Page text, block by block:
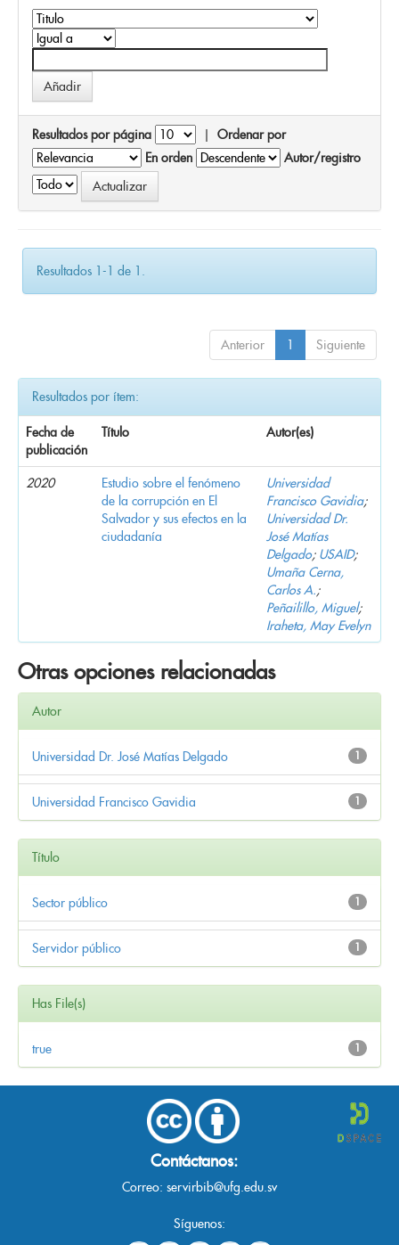
Resultados por página | Ordenar por
En orden
Autor/registro
Resultados 1-1 de 1.
Anterior 1 Siguiente
Resultados por ítem:
Fecha de
publicación
Título Autor(es)
2020
Estudio sobre el fenómeno
de la corrupción en El
Salvador y sus efectos en la
ciudadanía
Universidad
Francisco Gavidia;
Universidad Dr.
José Matías
Delgado; USAID;
Umaña Cerna,
Carlos A.;
Peñailillo, Miguel;
Iraheta, May Evelyn
Otras opciones relacionadas
Autor
1
Universidad Dr. José Matías Delgado
1
Universidad Francisco Gavidia
Título
1
Sector público
1
Servidor público
Has File(s)
1
true
Contáctanos:
Correo: servirbib@ufg.edu.sv
Síguenos: